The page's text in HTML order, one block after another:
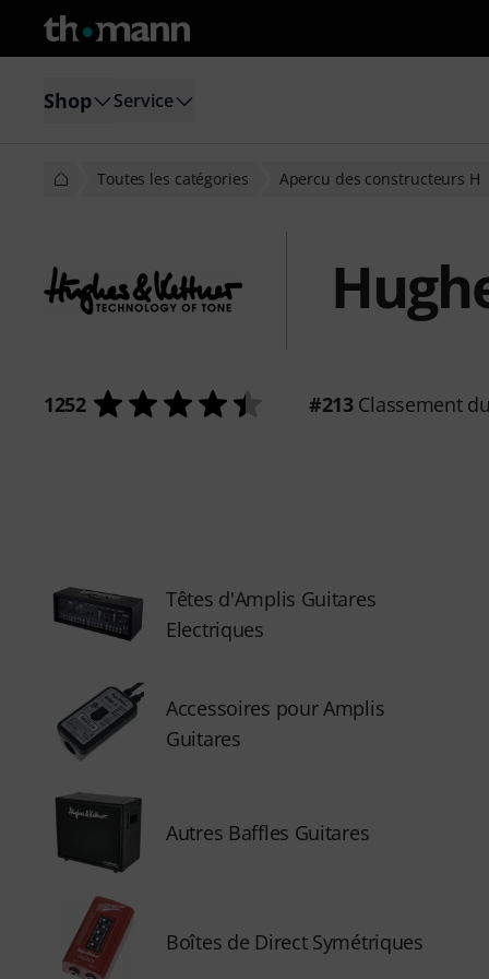
Shop Service
Toutes les catégories Apercu des constructeurs H
1252 #213Classement
Têtes d'Amplis Guitares
Electriques
Accessoires pour Amplis
Guitares
Autres Baffles Guitares
Boîtes de Direct Symétriques